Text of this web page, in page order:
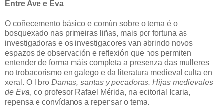
Entre Ave e Eva
O coñecemento básico e común sobre o tema é o
bosquexado nas primeiras liñas, mais por fortuna as
investigadoras e os investigadores van abrindo novos
espazos de observación e reflexión que nos permiten
entender de forma máis completa a presenza das mulleres
no trobadorismo en galego e da literatura medieval culta en
xeral. O libro Damas, santas y pecadoras. Hijas medievales
de Eva, do profesor Rafael Mérida, na editorial Icaria,
repensa e convídanos a repensar o tema.